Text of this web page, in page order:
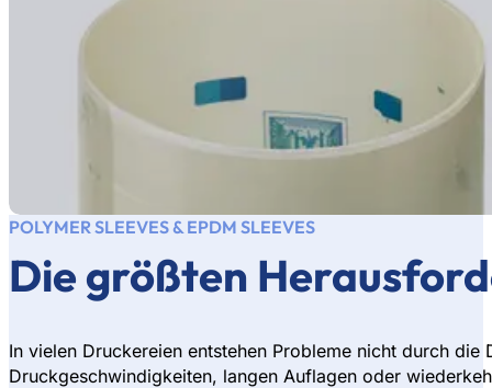
POLYMER SLEEVES & EPDM SLEEVES
Die größten
In vielen Druckereien entstehen Probleme nicht durch
Druckgeschwindigkeiten, langen Auflagen oder